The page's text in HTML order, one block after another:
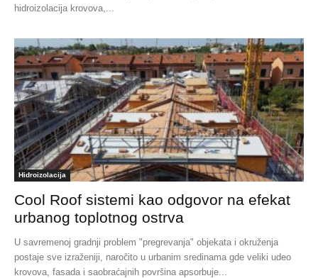
hidroizolacija krovova,...
Hidroizolacija
Cool Roof sistemi kao odgovor na efekat
urbanog toplotnog ostrva
U savremenoj gradnji problem "pregrevanja" objekata i okruženja
postaje sve izraženiji, naročito u urbanim sredinama gde veliki udeo
krovova, fasada i saobraćajnih površina apsorbuje...